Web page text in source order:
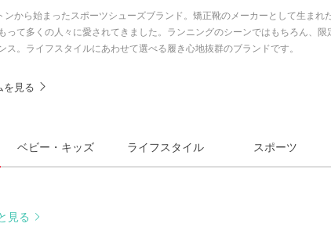
から始まったスポーツシューズブランド。矯正靴のメーカーとして生まれ
って多くの人々に愛されてきました。ランニングのシーンではもちろん、
。ライフスタイルにあわせて選べる履き心地抜群のブランドです。
を見る
ベビー・キッズ ライフスタイル スポーツ
見る